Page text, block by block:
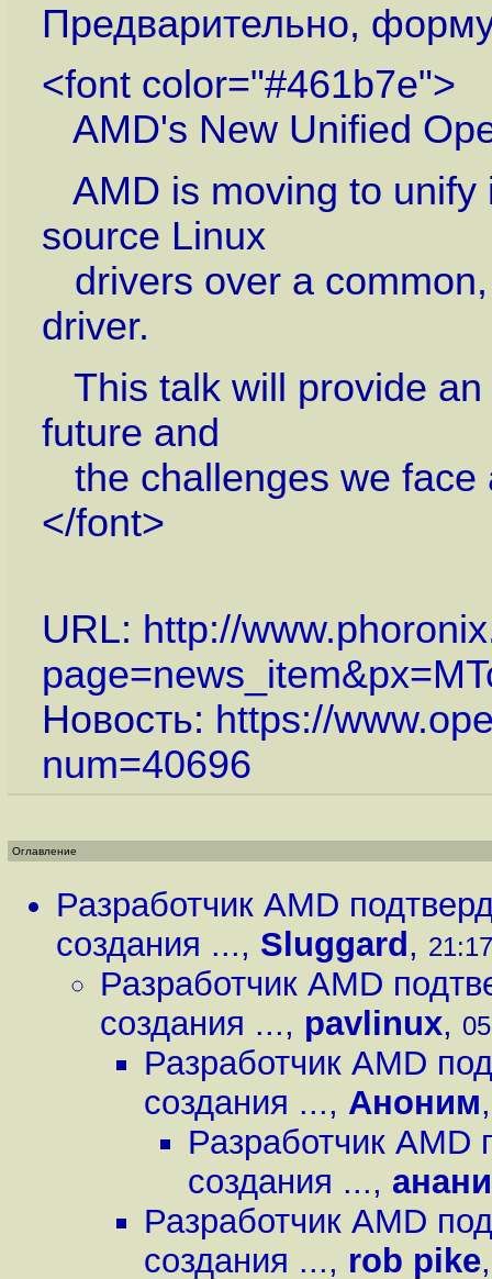
Предварительно,
<font color="#461b7e">
AMD's New Unified
AMD is moving to unify
source Linux
drivers over a
driver.
This talk will provide
future and
the challenges we face
</font>
URL: http://
Новость: https://
num=40696
Оглавление
Разработчик AMD
создания ..., Sluggard ,
Разработчик AMD
создания ..., pavlinux,
Разработчик AMD
создания ..., Аноним
Разработчик AMD
создания ...,
Разработчик AMD
создания ..., rob pike